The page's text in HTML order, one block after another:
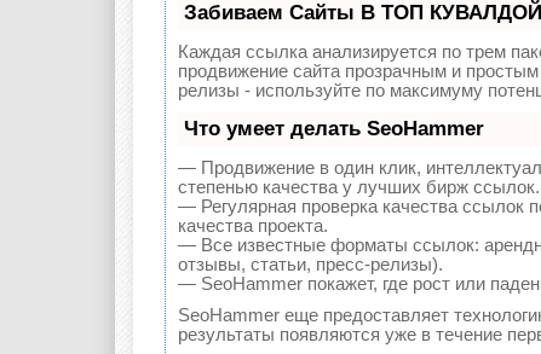
Забиваем Сайты В ТОП КУВАЛДОЙ
Каждая ссылка анализируется по трем
продвижение сайта прозрачным и
релизы - используйте по максимуму
Что умеет делать SeoHammer
— Продвижение в один клик,
степенью качества у лучших бирж ссылок.
— Регулярная проверка качества ссылок
качества проекта.
— Все известные форматы ссылок:
отзывы, статьи, пресс-релизы).
— SeoHammer покажет, где рост или
SeoHammer еще предоставляет
результаты появляются уже в течение